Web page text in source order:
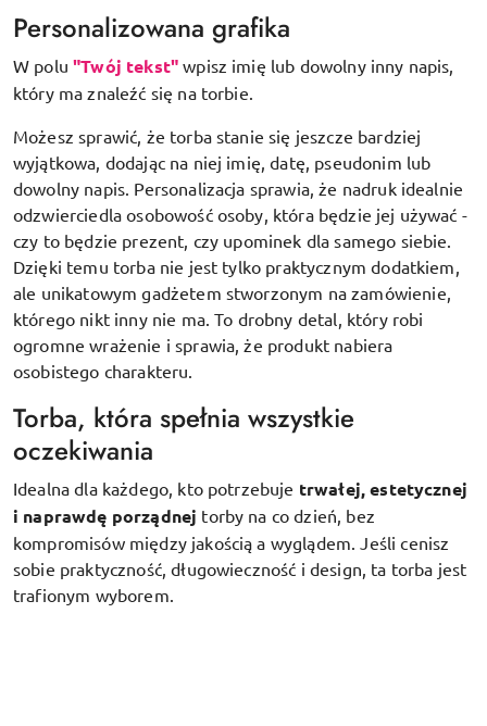
Personalizowana grafika
W polu"Twój tekst" wpisz imię lub dowolny inny napis,
który ma znaleźć się na torbie.
Możesz sprawić, że torba stanie się jeszcze bardziej
wyjątkowa, dodając na niej imię, datę, pseudonim lub
dowolny napis. Personalizacja sprawia, że nadruk idealnie
odzwierciedla osobowość osoby, która będzie jej używać -
czy to będzie prezent, czy upominek dla samego siebie.
Dzięki temu torba nie jest tylko praktycznym dodatkiem,
ale unikatowym gadżetem stworzonym na zamówienie,
którego nikt inny nie ma. To drobny detal, który robi
ogromne wrażenie i sprawia, że produkt nabiera
osobistego charakteru.
Torba, która spełnia wszystkie
oczekiwania
Idealna dla każdego, kto potrzebuje trwałej, estetycznej
i naprawdę porządnej torby na co dzień, bez
kompromisów między jakością a wyglądem. Jeśli cenisz
sobie praktyczność, długowieczność i design, ta torba jest
trafionym wyborem.